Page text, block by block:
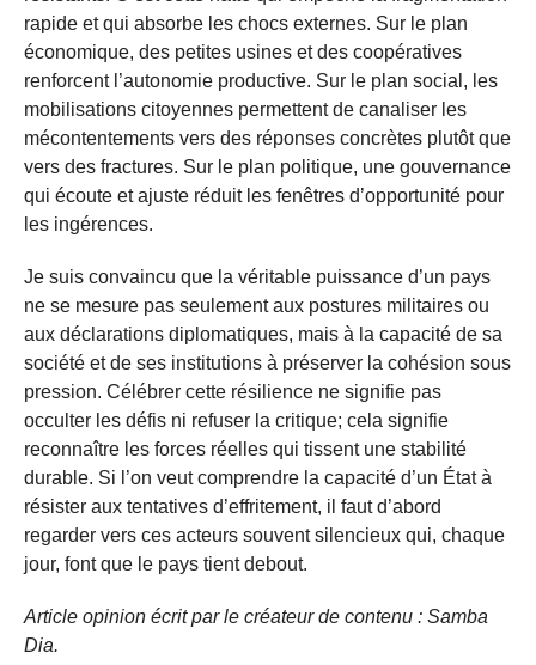
rapide et qui absorbe les chocs externes. Sur le plan
économique, des petites usines et des coopératives
renforcent l’autonomie productive. Sur le plan social, les
mobilisations citoyennes permettent de canaliser les
mécontentements vers des réponses concrètes plutôt que
vers des fractures. Sur le plan politique, une gouvernance
qui écoute et ajuste réduit les fenêtres d’opportunité pour
les ingérences.
Je suis convaincu que la véritable puissance d’un pays
ne se mesure pas seulement aux postures militaires ou
aux déclarations diplomatiques, mais à la capacité de sa
société et de ses institutions à préserver la cohésion sous
pression. Célébrer cette résilience ne signifie pas
occulter les défis ni refuser la critique; cela signifie
reconnaître les forces réelles qui tissent une stabilité
durable. Si l’on veut comprendre la capacité d’un État à
résister aux tentatives d’effritement, il faut d’abord
regarder vers ces acteurs souvent silencieux qui, chaque
jour, font que le pays tient debout.
Article opinion écrit par le créateur de contenu : Samba
Dia.